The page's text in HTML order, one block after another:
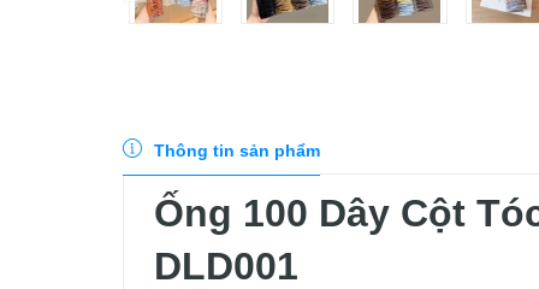
Thông tin sản phẩm
Ống 100 Dây Cột
DLD001